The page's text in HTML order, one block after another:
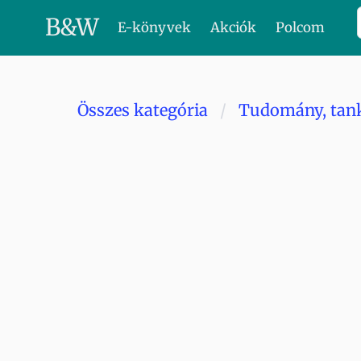
B&W E-könyvek Akciók Polcom
Összes kategória Tudomány,